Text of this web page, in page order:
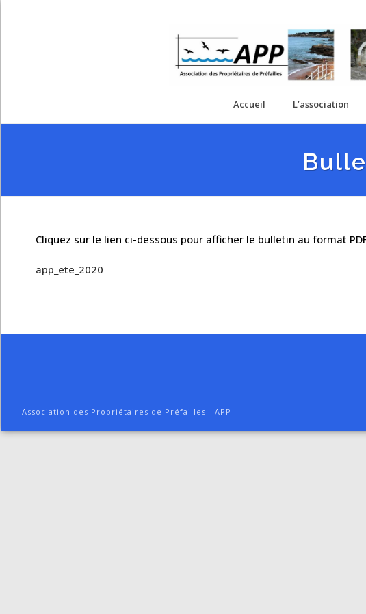
Accueil L’association
Cliquez sur le lien ci-dessous pour afficher le bulletin au format
app_ete_2020
Association des Propriétaires de Préfailles - APP